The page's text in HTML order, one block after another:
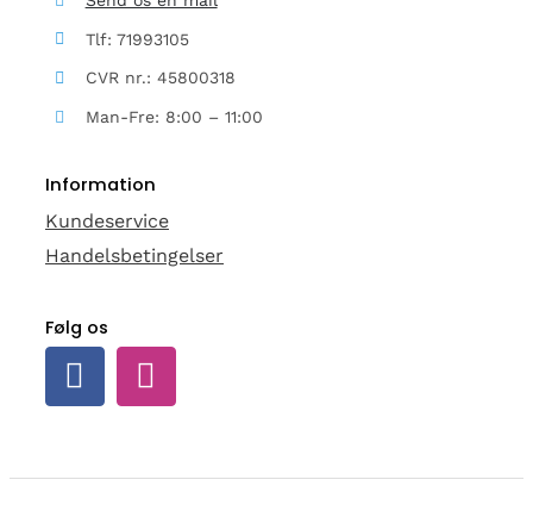
Tlf: 71993105
CVR nr.: 45800318
Man-Fre: 8:00 – 11:00
Information
Kundeservice
Handelsbetingelser
Følg os